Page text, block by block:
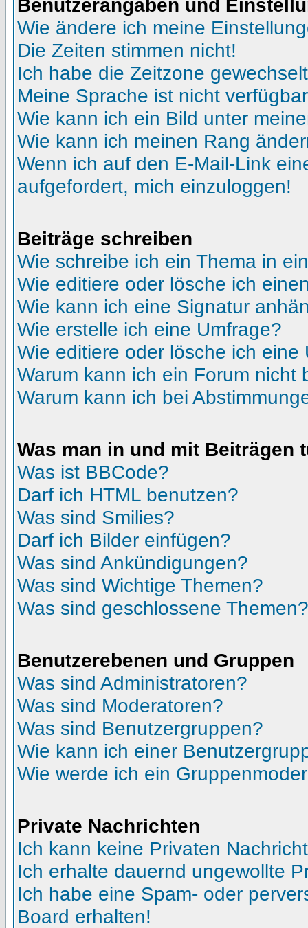
Benutzerangaben und
Wie ändere ich meine
Die Zeiten stimmen nicht!
Ich habe die Zeitzone
Meine Sprache ist nicht
Wie kann ich ein Bild unter
Wie kann ich meinen Rang
Wenn ich auf den E-Mail-Link
aufgefordert, mich einzuloggen!
Beiträge schreiben
Wie schreibe ich ein Thema in
Wie editiere oder lösche ich
Wie kann ich eine Signatur
Wie erstelle ich eine Umfrage?
Wie editiere oder lösche ich eine
Warum kann ich ein Forum nicht
Warum kann ich bei
Was man in und mit Beiträgen
Was ist BBCode?
Darf ich HTML benutzen?
Was sind Smilies?
Darf ich Bilder einfügen?
Was sind Ankündigungen?
Was sind Wichtige Themen?
Was sind geschlossene Themen?
Benutzerebenen und Gruppen
Was sind Administratoren?
Was sind Moderatoren?
Was sind Benutzergruppen?
Wie kann ich einer
Wie werde ich ein
Private Nachrichten
Ich kann keine Privaten
Ich erhalte dauernd ungewollte
Ich habe eine Spam- oder
Board erhalten!